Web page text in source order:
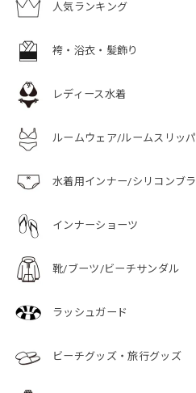
人気ランキング
袴・浴衣・髪飾り
レディース水着
ルームウェア/ルームスリッパ
水着用インナー/シリコンブラ
インナーショーツ
靴/ブーツ/ビーチサンダル
ラッシュガード
ビーチグッズ・旅行グッズ